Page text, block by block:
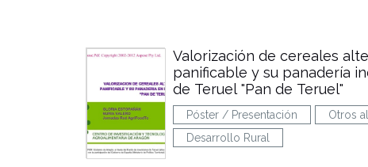
Valorización de cereales
panificable y su panadería
de Teruel "Pan de Teruel"
Póster / Presentación
Otros
Desarrollo Rural